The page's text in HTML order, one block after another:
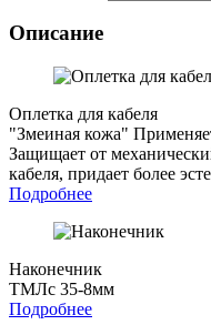
Описание
Оплетка для кабеля
"Змеиная кожа"
Защищает от
кабеля, придает более
Подробнее
Наконечник
ТМЛс 35-8мм
Подробнее